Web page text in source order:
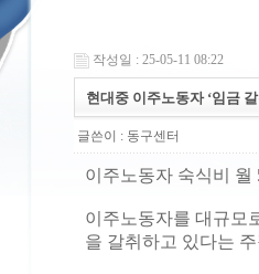
작성일 : 25-05-11 08:22
현대중 이주노동자 ‘임금
글쓴이 : 동구센터
이주노동자 숙식비
이주노동자를 대규모
을 갈취하고 있다는